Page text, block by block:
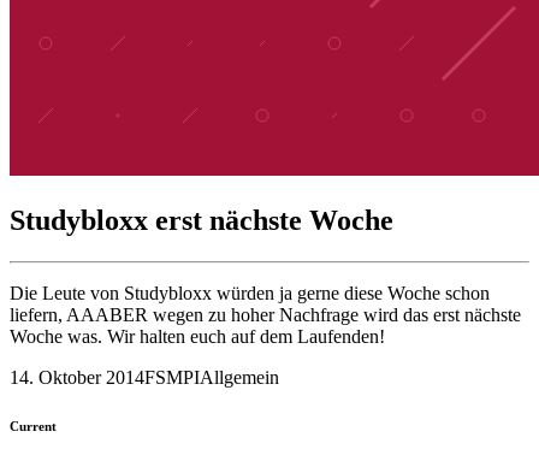
Studybloxx erst nächste Woche
Die Leute von Studybloxx würden ja gerne diese Woche schon
liefern, AAABER wegen zu hoher Nachfrage wird das erst nächste
Woche was. Wir halten euch auf dem Laufenden!
14. Oktober 2014FSMPIAllgemein
Current